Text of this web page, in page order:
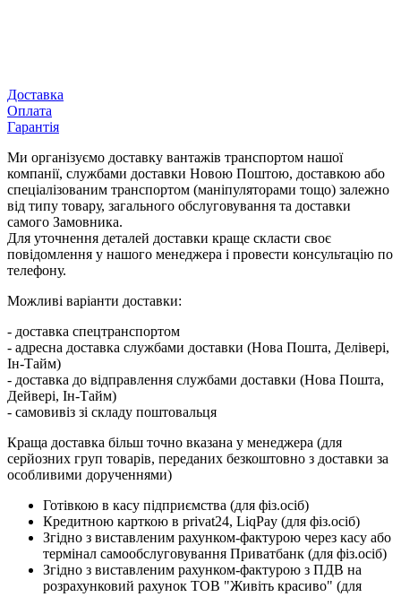
Доставка
Оплата
Гарантія
Ми організуємо доставку вантажів транспортом нашої
компанії, службами доставки Новою Поштою, доставкою або
спеціалізованим транспортом (маніпуляторами тощо) залежно
від типу товару, загального обслуговування та доставки
самого Замовника.
Для уточнення деталей доставки краще скласти своє
повідомлення у нашого менеджера і провести консультацію по
телефону.
Можливі варіанти доставки:
- доставка спецтранспортом
- адресна доставка службами доставки (Нова Пошта, Делівері,
Ін-Тайм)
- доставка до відправлення службами доставки (Нова Пошта,
Дейвері, Ін-Тайм)
- самовивіз зі складу поштовальця
Краща доставка більш точно вказана у менеджера (для
серйозних груп товарів, переданих безкоштовно з доставки за
особливими дорученнями)
Готівкою в касу підприємства (для фіз.осіб)
Кредитною карткою в privat24, LiqPay (для фіз.осіб)
Згідно з виставленим рахунком-фактурою через касу або
термінал самообслуговування Приватбанк (для фіз.осіб)
Згідно з виставленим рахунком-фактурою з ПДВ на
розрахунковий рахунок ТОВ "Живіть красиво" (для